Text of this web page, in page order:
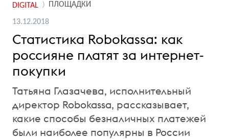
DIGITAL ПЛОЩАДКИ
13.12.2018
Статистика Robokassa: как
россияне платят за интернет-
покупки
Татьяна Глазачева, исполнительный
директор Robokassa, рассказывает,
какие способы безналичных платежей
были наиболее популярны в России